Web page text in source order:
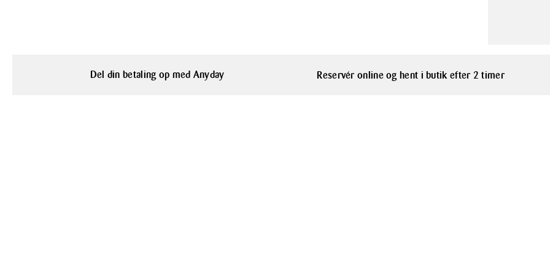
af
sikrer lang
Del din betaling op med Anyday Reservér online og hent i butik efter 2 timer